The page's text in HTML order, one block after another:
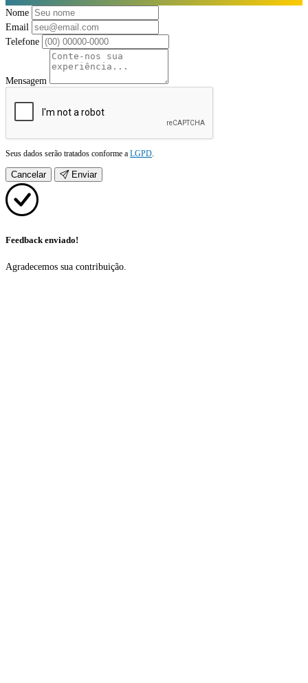
Nome
Email
Telefone
Mensagem
Seus dados serão tratados conforme a LGPD.
Cancelar Enviar
Feedback enviado!
Agradecemos sua contribuição.